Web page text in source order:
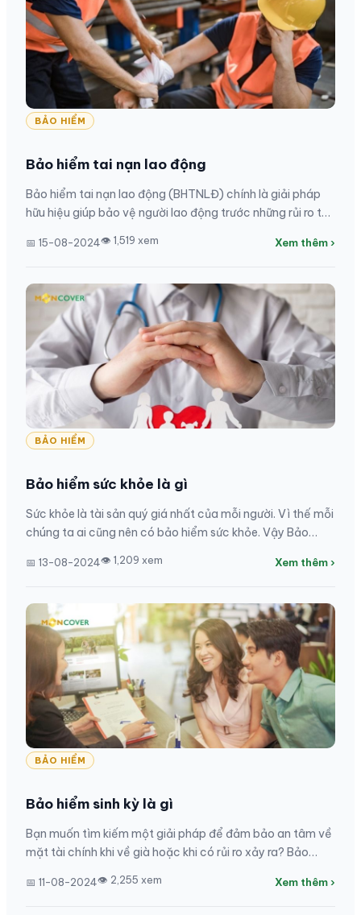
BẢO HIỂM
Bảo hiểm tai nạn lao động
Bảo hiểm tai nạn lao động (BHTNLĐ) chính là giải pháp
hữu hiệu giúp bảo vệ người lao động trước những rủi ro tai
📅 15-08-2024👁 1,519 xem Xem thêm ›
BẢO HIỂM
Bảo hiểm sức khỏe là gì
Sức khỏe là tài sản quý giá nhất của mỗi người. Vì thế mỗi
chúng ta ai cũng nên có bảo hiểm sức khỏe. Vậy Bảo
📅 13-08-2024👁 1,209 xem Xem thêm ›
BẢO HIỂM
Bảo hiểm sinh kỳ là gì
Bạn muốn tìm kiếm một giải pháp để đảm bảo an tâm về
mặt tài chính khi về già hoặc khi có rủi ro xảy ra? Bảo
📅 11-08-2024👁 2,255 xem Xem thêm ›